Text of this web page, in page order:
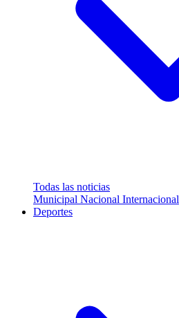
Todas las noticias
Municipal Nacional Internacional
Deportes